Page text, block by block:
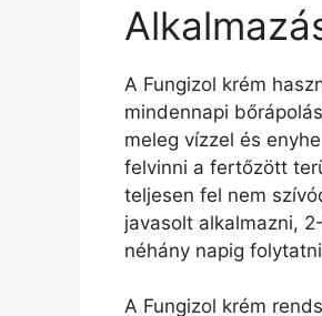
A Fungizol krém
mindennapi
meleg vízzel és
felvinni a fertőzött
teljesen fel nem
javasolt alkalmazni,
néhány napig
A Fungizol krém